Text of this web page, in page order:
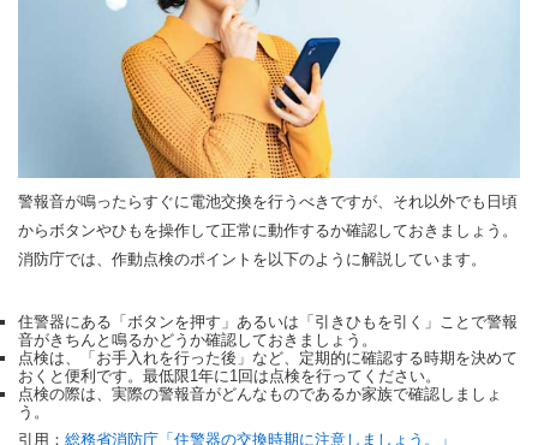
警報音が鳴ったらすぐに電池交換を行うべきですが、それ以外でも日頃
からボタンやひもを操作して正常に動作するか確認しておきましょう。
消防庁では、作動点検のポイントを以下のように解説しています。
住警器にある「ボタンを押す」あるいは「引きひもを引く」ことで警報
音がきちんと鳴るかどうか確認しておきましょう。
点検は、「お手入れを行った後」など、定期的に確認する時期を決めて
おくと便利です。最低限1年に1回は点検を行ってください。
点検の際は、実際の警報音がどんなものであるか家族で確認しましょ
う。
引用： 総務省消防庁「住警器の交換時期に注意しましょう。」